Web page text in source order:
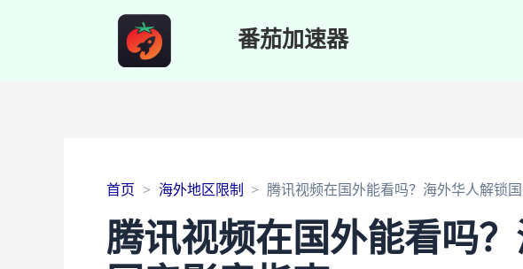
番茄加速器
首页 海外地区限制 腾讯视频在国外能看吗？海外华人解锁
腾讯视频在国外能看吗